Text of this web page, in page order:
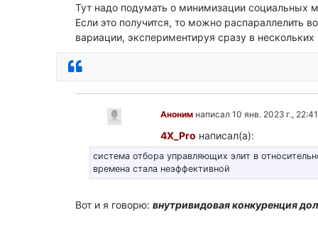
Тут надо подумать о минимизации социальных
Если это получится, то можно распараллелить
вариации, экспериментируя сразу в нескольких
Аноним написал 10 янв. 2023 г., 22:41
4X_Pro написал(а):
система отбора управляющих элит в
времена стала неэффективной
Вот и я говорю: внутривидовая конкуренция